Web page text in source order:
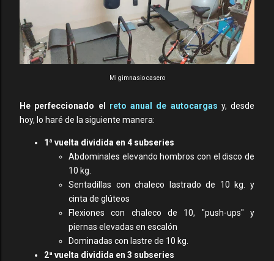
Mi gimnasio casero
He perfeccionado el reto anual de autocargas y, desde
hoy, lo haré de la siguiente manera:
1ª vuelta dividida en 4 subseries
Abdominales elevando hombros con el disco de
10 kg.
Sentadillas con chaleco lastrado de 10 kg. y
cinta de glúteos
Flexiones con chaleco de 10, "push-ups" y
piernas elevadas en escalón
Dominadas con lastre de 10 kg.
2ª vuelta dividida en 3 subseries